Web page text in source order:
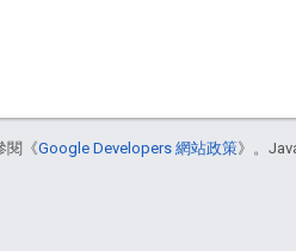
閱《Google Developers 網站政策》。